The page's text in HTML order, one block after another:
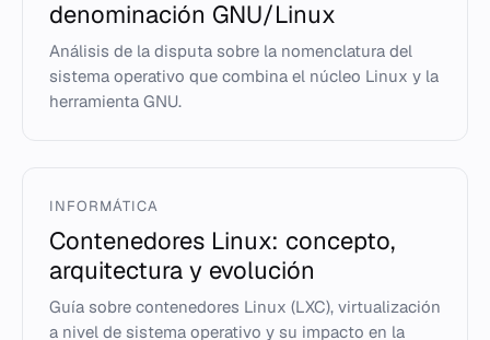
denominación GNU/Linux
Análisis de la disputa sobre la nomenclatura del
sistema operativo que combina el núcleo Linux y la
herramienta GNU.
INFORMÁTICA
Contenedores Linux: concepto,
arquitectura y evolución
Guía sobre contenedores Linux (LXC), virtualización
a nivel de sistema operativo y su impacto en la